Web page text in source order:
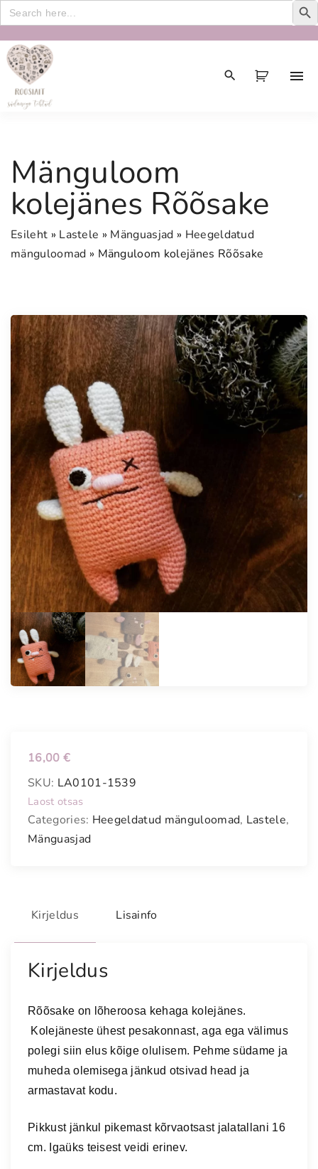
Search
for:
Mänguloom
kolejänes Rõõsake
Esileht » Lastele » Mänguasjad » Heegeldatud
mänguloomad » Mänguloom kolejänes Rõõsake
16,00 €
SKU: LA0101-1539
Laost otsas
Categories: Heegeldatud mänguloomad, Lastele,
Mänguasjad
Kirjeldus Lisainfo
Kirjeldus
Rõõsake on lõheroosa kehaga kolejänes.
Kolejäneste ühest pesakonnast, aga ega välimus
polegi siin elus kõige olulisem. Pehme südame ja
muheda olemisega jänkud otsivad head ja
armastavat kodu.
Pikkust jänkul pikemast kõrvaotsast jalatallani 16
cm. Igaüks teisest veidi erinev.